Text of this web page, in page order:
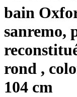
bain
sanremo,
rond ,
104 cm